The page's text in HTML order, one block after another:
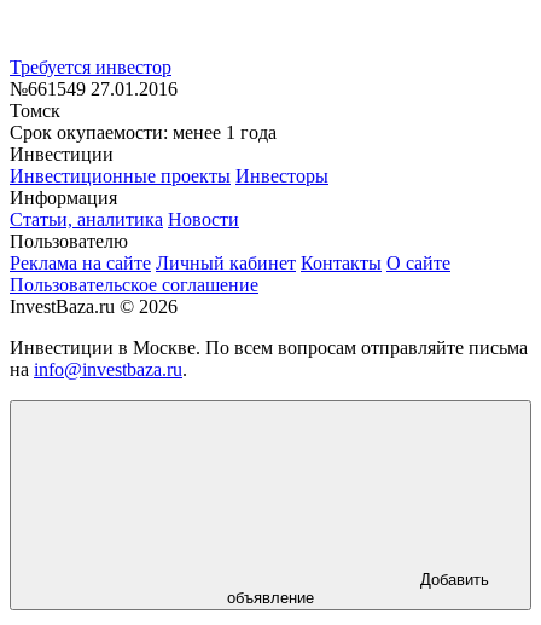
Требуется инвестор
№661549 27.01.2016
Томск
Срок окупаемости: менее 1 года
Инвестиции
Инвестиционные проекты Инвесторы
Информация
Статьи, аналитика Новости
Пользователю
Реклама на сайте Личный кабинет Контакты О сайте
Пользовательское соглашение
InvestBaza.ru © 2026
Инвестиции в Москве. По всем вопросам отправляйте письма
на info@investbaza.ru.
Добавить
объявление